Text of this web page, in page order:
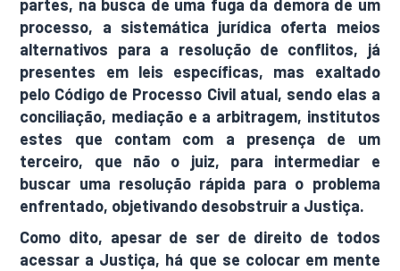
partes, na busca de uma fuga da demora de um
processo, a sistemática jurídica oferta meios
alternativos para a resolução de conflitos, já
presentes em leis específicas, mas exaltado
pelo Código de Processo Civil atual, sendo elas a
conciliação, mediação e a arbitragem, institutos
estes que contam com a presença de um
terceiro, que não o juiz, para intermediar e
buscar uma resolução rápida para o problema
enfrentado, objetivando desobstruir a Justiça.
Como dito, apesar de ser de direito de todos
acessar a Justiça, há que se colocar em mente